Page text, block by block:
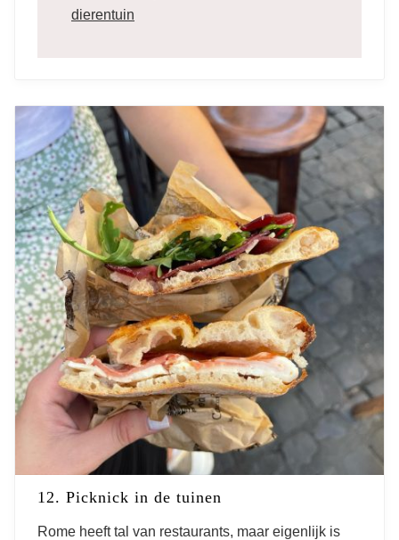
dierentuin
12. Picknick in de tuinen
Rome heeft tal van restaurants, maar eigenlijk is